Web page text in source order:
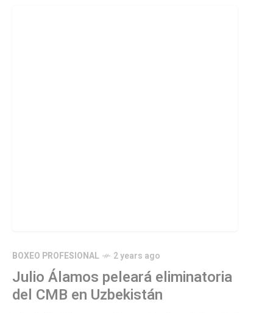
BOXEO PROFESIONAL 2 years ago
Julio Álamos peleará eliminatoria
del CMB en Uzbekistán